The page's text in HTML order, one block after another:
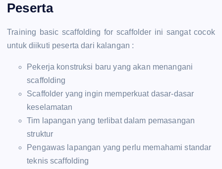
Peserta
Training basic scaffolding for scaffolder ini sangat cocok
untuk diikuti peserta dari kalangan :
Pekerja konstruksi baru yang akan menangani
scaffolding
Scaffolder yang ingin memperkuat dasar-dasar
keselamatan
Tim lapangan yang terlibat dalam pemasangan
struktur
Pengawas lapangan yang perlu memahami standar
teknis scaffolding